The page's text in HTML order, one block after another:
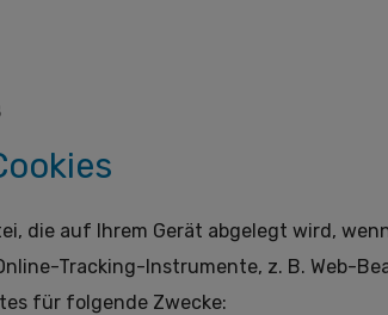
die auf Ihrem Gerät abgelegt wird,
Tracking-Instrumente, z. B. Web-
für folgende Zwecke: